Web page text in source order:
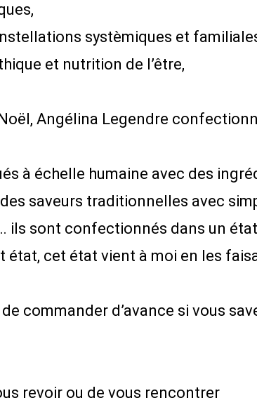
systèmiques et
et nutrition de l’être,
Angélina Legendre
à échelle humaine avec des
saveurs traditionnelles avec
ils sont confectionnés dans un
état, cet état vient à moi en les
commander d’avance si vous
revoir ou de vous rencontrer